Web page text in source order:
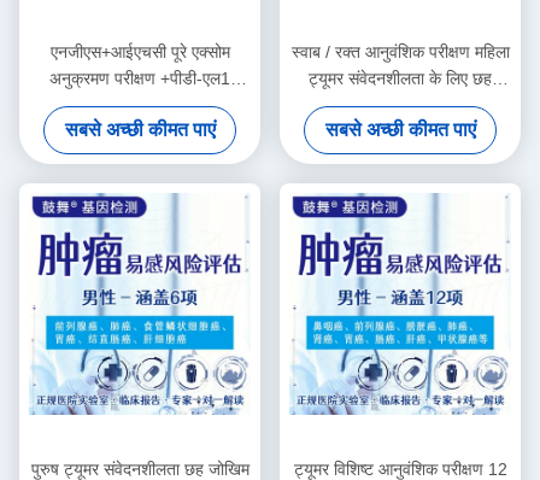
एनजीएस+आईएचसी पूरे एक्सोम
अनुक्रमण परीक्षण +पीडी-एल1
(22सी3) पैकेज
सबसे अच्छी कीमत पाएं
स्वाब / रक्त आनुवंशिक परीक्षण महिला
ट्यूमर संवेदनशीलता के लिए छह
जोखिम आकलन
सबसे अच्छी कीमत पाएं
पुरुष ट्यूमर संवेदनशीलता छह जोखिम
ट्यूमर विशिष्ट आनुवंशिक परीक्षण 12